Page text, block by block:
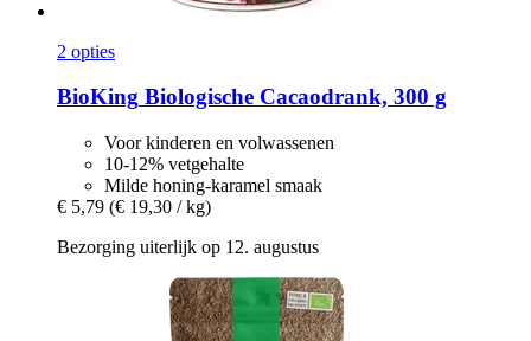
2 opties
BioKing Biologische Cacaodrank, 300 g
Voor kinderen en volwassenen
10-12% vetgehalte
Milde honing-karamel smaak
€ 5,79 (€ 19,30 / kg)
Bezorging uiterlijk op 12. augustus